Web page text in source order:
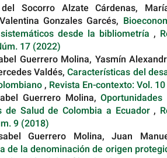
Socorro Alzate Cárdenas,
Gonzales Garcés,
desde la bibliometría ,
17 (2022)
Guerrero Molina, Yasmín
Valdés,Características del
, Revista En-contexto: Vol.
Guerrero Molina,
de Salud de Colombia a Ecuador ,
9 (2018)
Guerrero Molina, Juan
de la denominación de origen